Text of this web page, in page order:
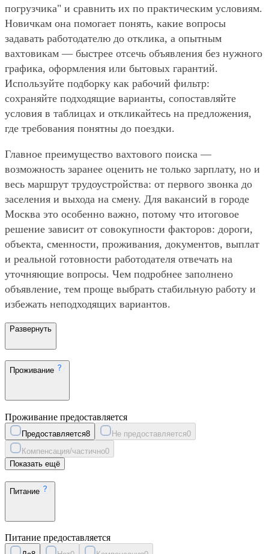
погрузчика" и сравнить их по практическим условиям.
Новичкам она помогает понять, какие вопросы
задавать работодателю до отклика, а опытным
вахтовикам — быстрее отсечь объявления без нужного
графика, оформления или бытовых гарантий.
Используйте подборку как рабочий фильтр:
сохраняйте подходящие варианты, сопоставляйте
условия в таблицах и откликайтесь на предложения,
где требования понятны до поездки.
Главное преимущество вахтового поиска —
возможность заранее оценить не только зарплату, но и
весь маршрут трудоустройства: от первого звонка до
заселения и выхода на смену. Для вакансий в городе
Москва это особенно важно, потому что итоговое
решение зависит от совокупности факторов: дороги,
объекта, сменности, проживания, документов, выплат
и реальной готовности работодателя отвечать на
уточняющие вопросы. Чем подробнее заполнено
объявление, тем проще выбрать стабильную работу и
избежать неподходящих вариантов.
Развернуть
Проживание
Проживание предоставляется
Предоставляется8 Не предоставляется0
Компенсация/частично0
Показать ещё
Питание
Питание предоставляется